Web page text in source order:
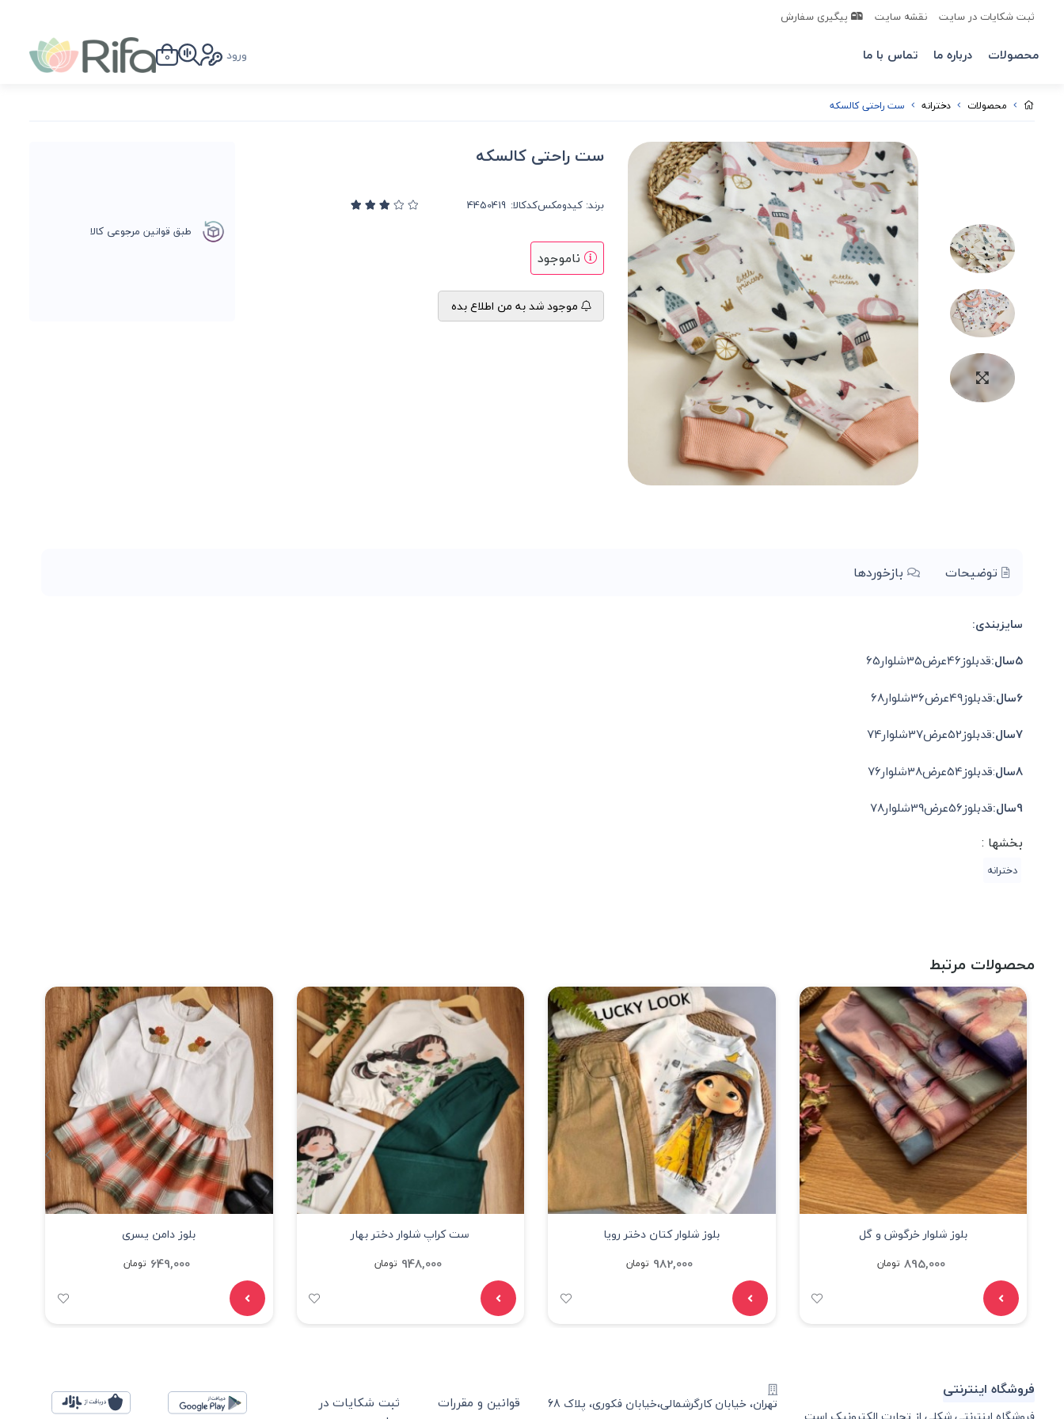
ثبت شکایات در سایت نقشه سایت پیگیری سفارش
محصولات درباره ما تماس با ما ورود 0
محصولات دخترانه ست راحتی کالسکه
ست راحتی کالسکه
برند:کیدومکسکدکالا:
ناموجود
موجود شد به من اطلاع بده
طبق قوانین مرجوعی کالا
توضیحات بازخوردها
سایزبندی:
5سال:
قدبلوز46عرض35شلوار65
6سال:
قدبلوز49عرض36شلوار68
7سال:
قدبلوز52عرض37شلوار74
8سال
:قدبلوز54عرض38شلوار76
9سال:
قدبلوز56عرض39شلوار78
بخشها :
دخترانه
محصولات مرتبط
بلوز شلوار خرگوش و گل
895,000 تومان
بلوز شلوار کتان دختر رویا
982,000 تومان
ست کراپ شلوار دختر بهار
948,000 تومان
بلوز دامن یسری
649,000 تومان
فروشگاه اینترنتی
تهران، خیابان کارگرشمالی،خیابان فکوری، پلاک 68
قوانین و مقررات
ثبت شکایات در